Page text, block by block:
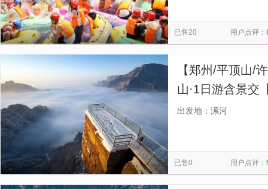
已售20 用户点评：
【郑州/平顶山/
山·1日游含景交
旅行社，顾客为
出发地：漯河
已售0 用户点评：